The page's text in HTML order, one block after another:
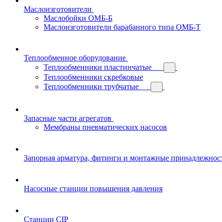
Маслоизготовители
Маслобойки ОМБ-Б
Маслоизготовители барабанного типа ОМБ-Т
Теплообменное оборудование
Теплообменники пластинчатые
Теплообменники скребковые
Теплообменники трубчатые
Запасные части агрегатов
Мембраны пневматических насосов
Запорная арматура, фитинги и монтажные
Насосные станции повышения давления
Станции CIP